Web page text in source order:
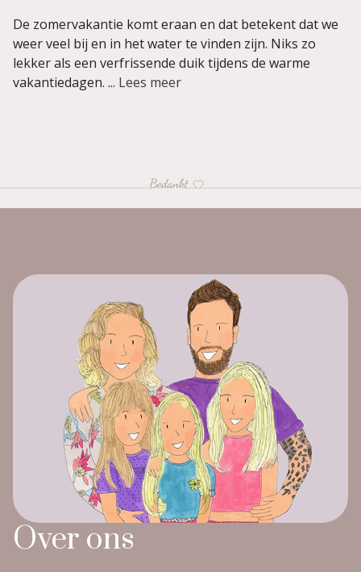
De zomervakantie komt eraan en dat betekent dat we
weer veel bij en in het water te vinden zijn. Niks zo
lekker als een verfrissende duik tijdens de warme
vakantiedagen. ... Lees meer
Over ons